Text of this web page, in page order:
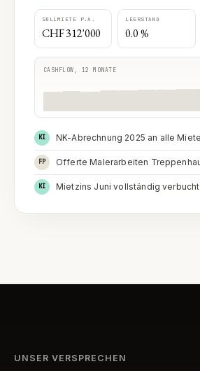
SOLLMIETE P.A.
CHF 312'000
LEERSTAND
0.0 %
CASHFLOW, 12 MONATE
KI
FP
KI Mietzins Juni vollständig verbucht
UNSER VERSPRECHEN